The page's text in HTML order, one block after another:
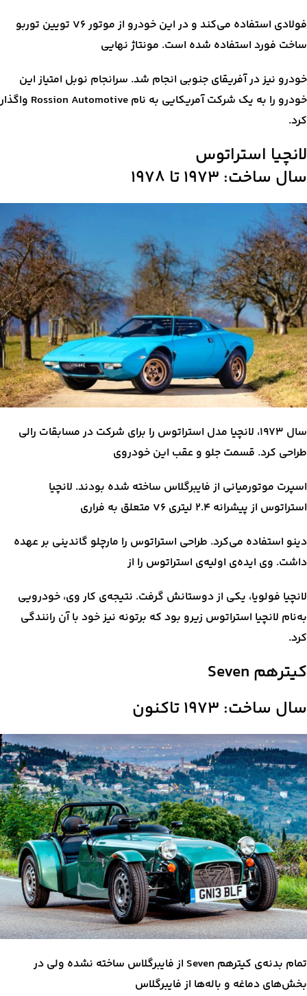
فولادی استفاده می‌کند و در این خودرو از موتور V6 تویین توربو
ساخت فورد استفاده شده است. مونتاژ نهایی
خودرو نیز در آفریقای جنوبی انجام شد. سرانجام نوبل امتیاز این
خودرو را به یک شرکت آمریکایی به نام Rossion Automotive واگذار
کرد.
لانچیا استراتوس
سال ساخت: ۱۹۷۳ تا ۱۹۷۸
سال ۱۹۷۳، لانچیا مدل استراتوس را برای شرکت در مسابقات رالی
طراحی کرد. قسمت جلو و عقب این خودروی
اسپرت موتورمیانی از فایبرگلاس ساخته شده بودند. لانچیا
استراتوس از پیشرانه ۲.۴ لیتری V6 متعلق به فراری
دینو استفاده می‌کرد. طراحی استراتوس را مارچلو گاندینی بر عهده
داشت. وی ایده‌ی اولیه‌ی استراتوس را از
لانچیا فولویا، یکی از دوستانش گرفت. نتیجه‌ی کار وی، خودرویی
به‌نام لانچیا استراتوس زیرو بود که برتونه نیز خود با آن رانندگی
کرد.
کیترهم Seven
سال ساخت: ۱۹۷۳ تاکنون
تمام بدنه‌ی کیترهم Seven از فایبرگلاس ساخته نشده ولی در
بخش‌های دماغه و باله‌ها از فایبرگلاس